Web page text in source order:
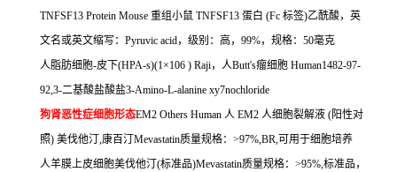
TNFSF13 Protein Mouse 重组小鼠 TNFSF13 蛋白 (Fc 标签)乙酰酸，英
文名或英文缩写： Pyruvic acid，级别：高， 99%，规格： 50毫克
人脂肪细胞-皮下(HPA-s)(1×106 ) Raji，人Butt's瘤细胞 Human1482-97-
92,3-二基酸盐酸盐3-Amino-L-alanine xy7nochloride
狗肾恶性症细胞形态EM2 Others Human 人 EM2 人细胞裂解液 (阳性对
照) 美伐他汀 ,康百汀 Mevastatin质量规格： >97%,BR,可用于细胞培养
人羊膜上皮细胞美伐他汀 (标准品)Mevastatin质量规格： >95%,标准品，